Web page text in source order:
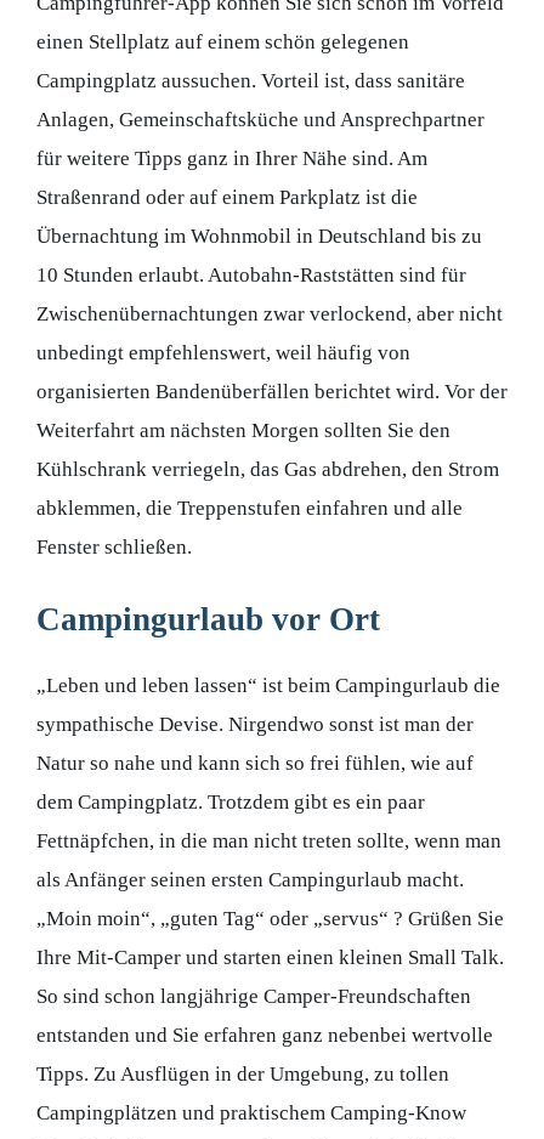
einen Stellplatz auf einem schön gelegenen
Campingplatz aussuchen. Vorteil ist, dass sanitäre
Anlagen, Gemeinschaftsküche und Ansprechpartner
für weitere Tipps ganz in Ihrer Nähe sind. Am
Straßenrand oder auf einem Parkplatz ist die
Übernachtung im Wohnmobil in Deutschland bis zu
10 Stunden erlaubt. Autobahn-Raststätten sind für
Zwischenübernachtungen zwar verlockend, aber nicht
unbedingt empfehlenswert, weil häufig von
organisierten Bandenüberfällen berichtet wird. Vor der
Weiterfahrt am nächsten Morgen sollten Sie den
Kühlschrank verriegeln, das Gas abdrehen, den Strom
abklemmen, die Treppenstufen einfahren und alle
Fenster schließen.
Campingurlaub vor Ort
„Leben und leben lassen“ ist beim Campingurlaub die
sympathische Devise. Nirgendwo sonst ist man der
Natur so nahe und kann sich so frei fühlen, wie auf
dem Campingplatz. Trotzdem gibt es ein paar
Fettnäpfchen, in die man nicht treten sollte, wenn man
als Anfänger seinen ersten Campingurlaub macht.
„Moin moin“, „guten Tag“ oder „servus“ ? Grüßen Sie
Ihre Mit-Camper und starten einen kleinen Small Talk.
So sind schon langjährige Camper-Freundschaften
entstanden und Sie erfahren ganz nebenbei wertvolle
Tipps. Zu Ausflügen in der Umgebung, zu tollen
Campingplätzen und praktischem Camping-Know